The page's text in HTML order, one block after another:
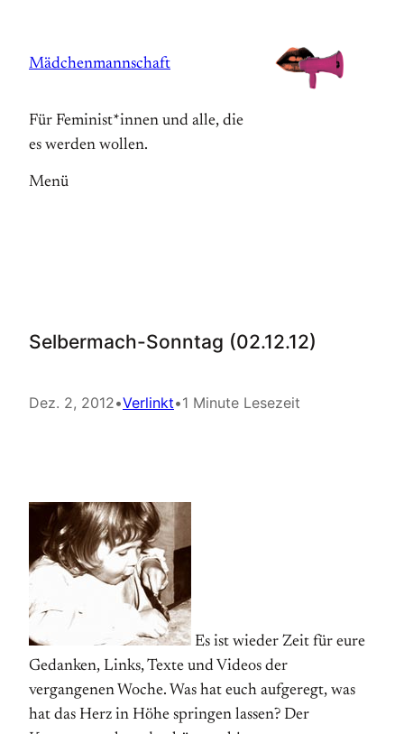
springen
Mädchenmannschaft
Für Feminist*innen und alle, die
es werden wollen.
Menü
Selbermach-Sonntag (02.12.12)
Dez. 2, 2012•Verlinkt•1 Minute Lesezeit
Es ist wieder Zeit für eure
Gedanken, Links, Texte und Videos der
vergangenen Woche. Was hat euch aufgeregt, was
hat das Herz in Höhe springen lassen? Der